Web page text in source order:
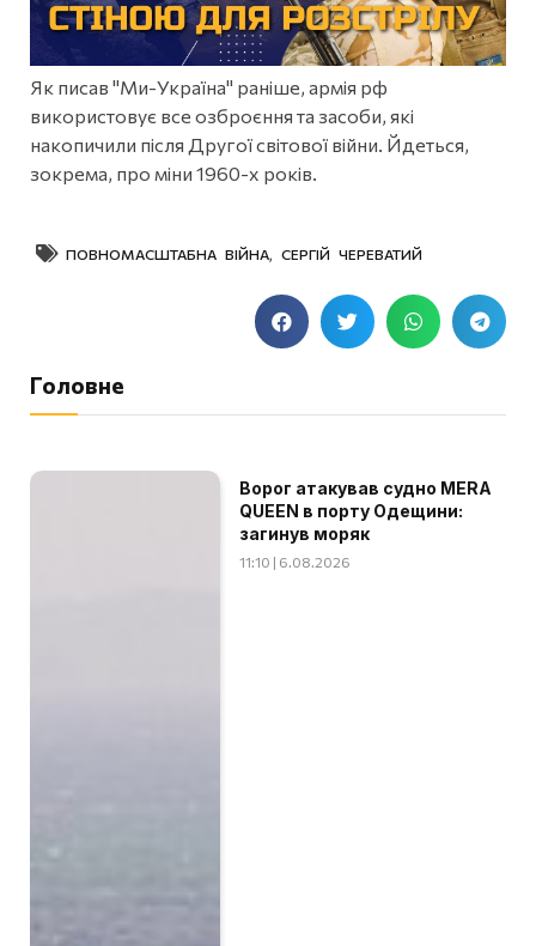
Як писав "Ми-Україна" раніше, армія рф
використовує все озброєння та засоби, які
накопичили після Другої світової війни. Йдеться,
зокрема, про міни 1960-х років.
ПОВНОМАСШТАБНА ВІЙНА СЕРГІЙ ЧЕРЕВАТИЙ
Головне
Ворог атакував судно MERA
QUEEN в порту Одещини:
загинув моряк
11:10 | 6.08.2026